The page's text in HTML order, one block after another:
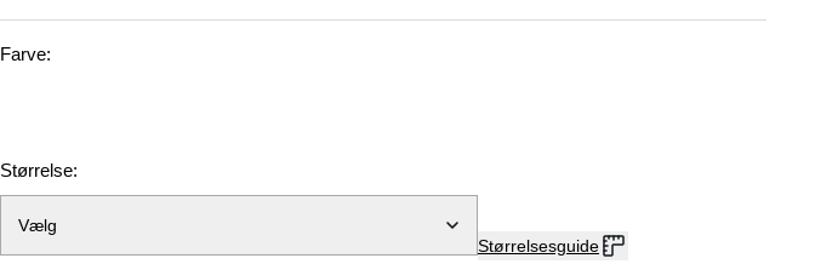
Farve:
Størrelse:
Vælg
Størrelsesguide